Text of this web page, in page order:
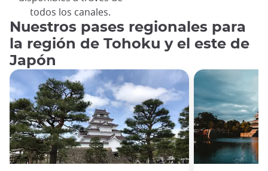
todos los canales.
Nuestros pases regionales para
la región de Tohoku y el este de
Japón